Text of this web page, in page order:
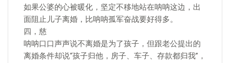
如果公婆的心被暖化，坚定不移地站在呐呐这边，出
面阻止儿子离婚，比呐呐孤军奋战要好得多。
四，慈
呐呐口口声声说不离婚是为了孩子，但跟老公提出的
离婚条件却说“孩子归他，房子、车子、存款都归我”，